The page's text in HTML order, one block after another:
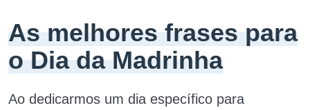
As melhores frases para
o Dia da Madrinha
Ao dedicarmos um dia específico para